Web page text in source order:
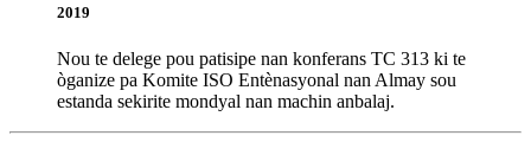
2019
Nou te delege pou patisipe nan konferans TC 313 ki te
òganize pa Komite ISO Entènasyonal nan Almay sou
estanda sekirite mondyal nan machin anbalaj.